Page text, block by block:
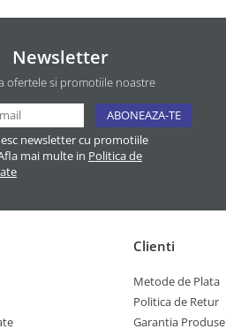
Newsletter
ofertele si promotiile noastre
newsletter cu promotiile
mai multe in Politica de
Clienti
Metode de Plata
Politica de Retur
Garantia